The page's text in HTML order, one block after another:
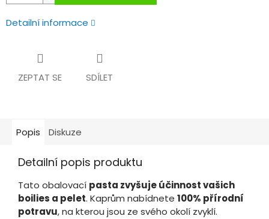
Detailní informace
ZEPTAT SE SDÍLET
Popis Diskuze
Detailní popis produktu
Tato obalovací pasta zvyšuje účinnost vašich
boilies a pelet. Kaprům nabídnete 100% přírodní
potravu, na kterou jsou ze svého okolí zvyklí.